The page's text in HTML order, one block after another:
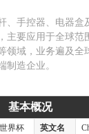
、手控器、电器盒
主要应用于全球范
领域，业务遍及全
制造企业。
基本概况
界杯
英文名